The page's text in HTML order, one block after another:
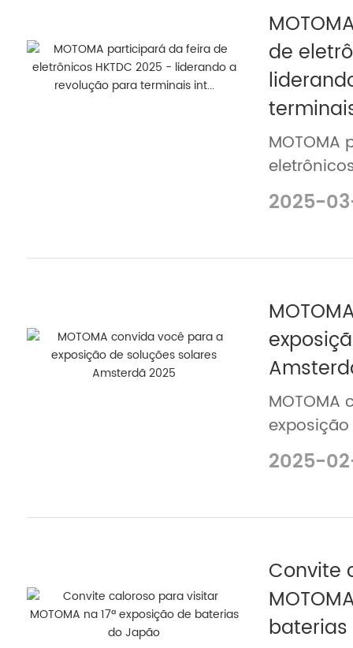
de
a
2025-
Amsterdã
2025-
Convite